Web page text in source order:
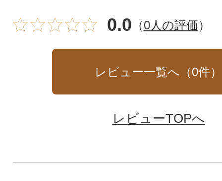
0.0 （0人の評価）
レビュー一覧へ（0件）
レビューTOPへ